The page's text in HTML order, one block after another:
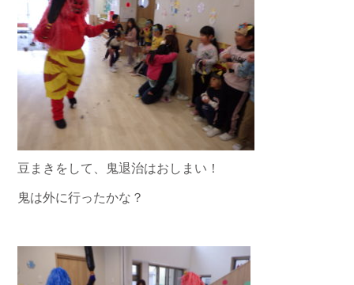
豆まきをして、鬼退治はおしまい！
鬼は外に行ったかな？